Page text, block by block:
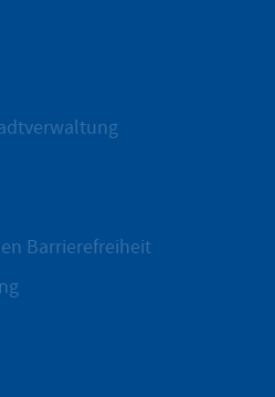
Barrierefreiheit